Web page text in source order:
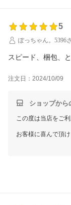
5
ぽっちゃん。5396
スピード、梱包、
注文日：2024/10/09
ショップから
この度は当店をご
お客様に喜んで頂